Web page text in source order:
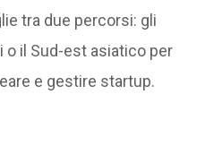
tra due percorsi: gli
o il Sud-est asiatico per
e gestire startup.